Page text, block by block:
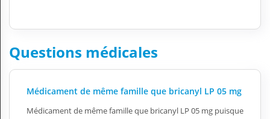
Questions médicales
Médicament de même famille que bricanyl LP 05 mg
Médicament de même famille que bricanyl LP 05 mg puisque